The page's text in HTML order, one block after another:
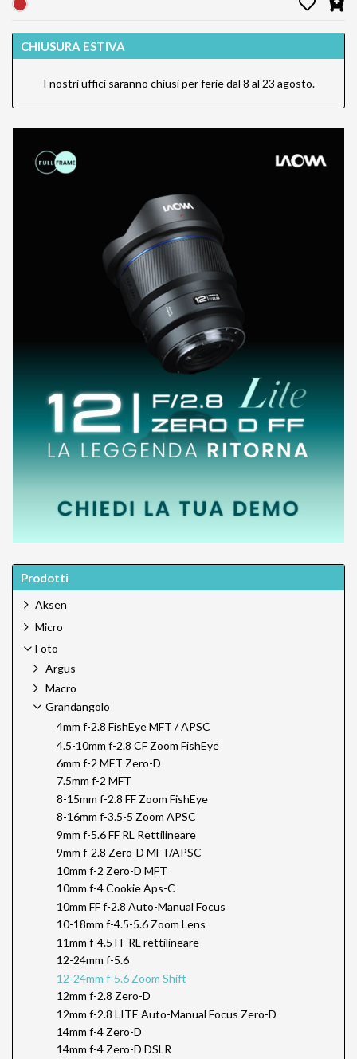
CHIUSURA ESTIVA
I nostri uffici saranno chiusi per ferie dal 8 al 23 agosto.
Prodotti
Aksen
Micro
Foto
Argus
Macro
Grandangolo
4mm f-2.8 FishEye MFT / APSC
4.5-10mm f-2.8 CF Zoom FishEye
6mm f-2 MFT Zero-D
7.5mm f-2 MFT
8-15mm f-2.8 FF Zoom FishEye
8-16mm f-3.5-5 Zoom APSC
9mm f-5.6 FF RL Rettilineare
9mm f-2.8 Zero-D MFT/APSC
10mm f-2 Zero-D MFT
10mm f-4 Cookie Aps-C
10mm FF f-2.8 Auto-Manual Focus
10-18mm f-4.5-5.6 Zoom Lens
11mm f-4.5 FF RL rettilineare
12-24mm f-5.6
12-24mm f-5.6 Zoom Shift
12mm f-2.8 Zero-D
12mm f-2.8 LITE Auto-Manual Focus Zero-D
14mm f-4 Zero-D
14mm f-4 Zero-D DSLR